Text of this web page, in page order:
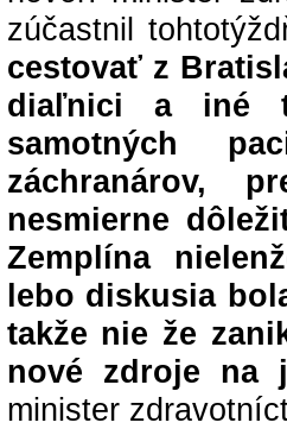
zúčastnil
cestovať z
diaľnici a iné
samotných
záchranárov,
nesmierne
Zemplína
lebo diskusia
takže nie že
nové zdroje na
minister